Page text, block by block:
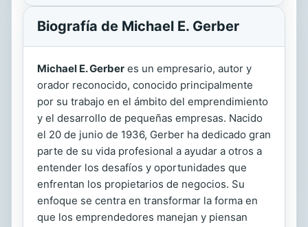
Biografía de Michael E. Gerber
Michael E. Gerber es un empresario, autor y
orador reconocido, conocido principalmente
por su trabajo en el ámbito del emprendimiento
y el desarrollo de pequeñas empresas. Nacido
el 20 de junio de 1936, Gerber ha dedicado gran
parte de su vida profesional a ayudar a otros a
entender los desafíos y oportunidades que
enfrentan los propietarios de negocios. Su
enfoque se centra en transformar la forma en
que los emprendedores manejan y piensan